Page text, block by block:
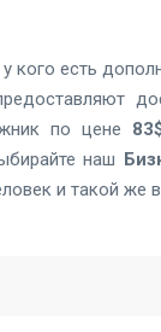
кого есть
по цене
наш
и такой же